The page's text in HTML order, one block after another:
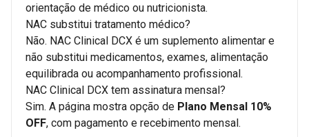
orientação de médico ou nutricionista.
NAC substitui tratamento médico?
Não. NAC Clinical DCX é um suplemento alimentar e
não substitui medicamentos, exames, alimentação
equilibrada ou acompanhamento profissional.
NAC Clinical DCX tem assinatura mensal?
Sim. A página mostra opção de Plano Mensal 10%
OFF, com pagamento e recebimento mensal.